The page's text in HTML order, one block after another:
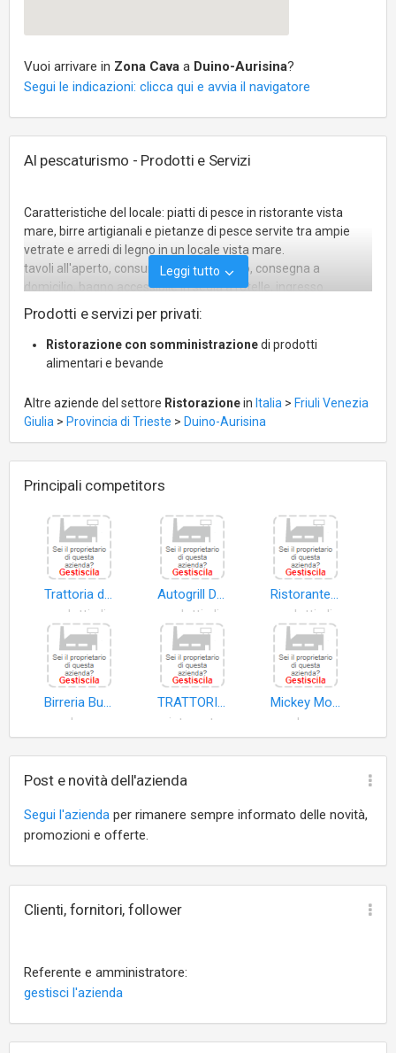
Vuoi arrivare in Zona Cava a Duino-Aurisina?
Segui le indicazioni: clicca qui e avvia il navigatore
Al pescaturismo - Prodotti e Servizi
Caratteristiche del locale: piatti di pesce in ristorante vista
mare, birre artigianali e pietanze di pesce servite tra ampie
vetrate e arredi di legno in un locale vista mare.
tavoli all'aperto, consumazione sul posto, consegna a
domicilio, bagno accessibile in sedia a rotelle, ingresso
accessibile in sedia a rotelle, parcheggio accessibile in sedia a
rotelle, tavoli accessibili in sedia a rotelle, alcolici, assaggi,
caffè, cibo sano, vino, pranzo, cena, dessert, adatto ai bambini,
bar, seggioloni per bambini, accogliente, informale, romantico,
Leggi tutto
Prodotti e servizi per privati:
Ristorazione con somministrazionedi prodotti
alimentari e bevande
Altre aziende del settore Ristorazionein Italia > Friuli Venezia
Giulia > Provincia di Trieste > Duino-Aurisina
Principali competitors
Trattoria da Gino
Autogrill Duino Sud
Ristorante al Cavalluccio Duino
Birreria Bunker
bar
TRATTORIA GOSTILNA SUBAN DI ZORZ NEZICA
ristorante
Mickey Mouse
bar
Post e novità dell'azienda
Segui l'azienda per rimanere sempre informato delle novità,
promozioni e offerte.
Clienti, fornitori, follower
Referente e amministratore:
gestisci l'azienda